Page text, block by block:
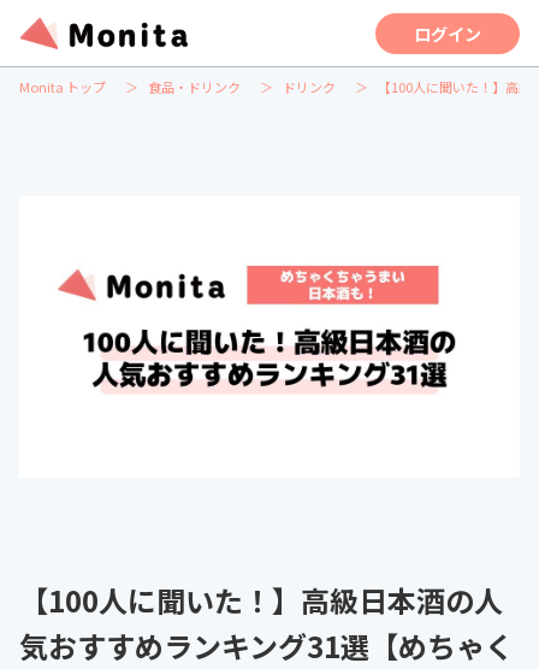
ログイン
Monita トップ 食品・ドリンク ドリンク 【100人に聞いた！】高
【100人に聞いた！】高級日本酒の人
気おすすめランキング31選【めちゃく